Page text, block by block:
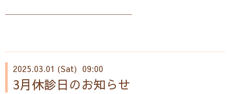
───────────────────
2025.03.01 (Sat) 09:00
3月休診日のお知らせ